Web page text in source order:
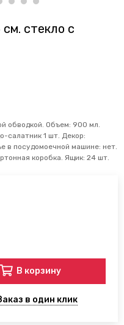
стекло с
обводкой. Объем: 900 мл.
салатник 1 шт. Декор:
в посудомоечной машине: нет.
коробка. Ящик: 24 шт.
В корзину
в один клик